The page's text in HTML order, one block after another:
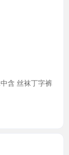
含 丝袜丁字裤